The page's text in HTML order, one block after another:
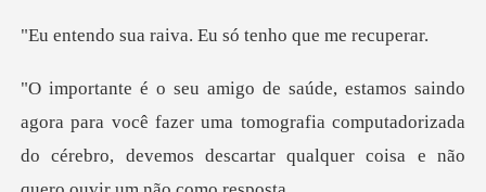
aiva. Eu só tenho
você fazer uma tomografia computadorizada
do cérebro, devemos